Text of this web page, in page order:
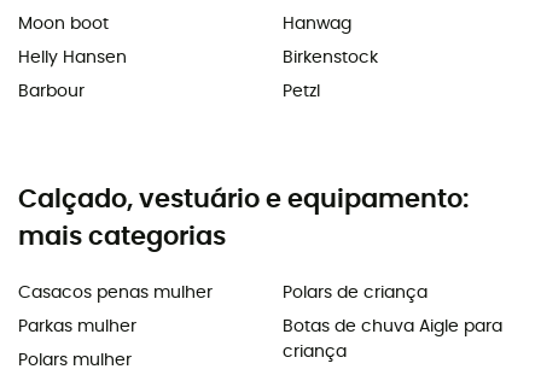
Moon boot
Helly Hansen
Barbour
Hanwag
Birkenstock
Petzl
Calçado, vestuário e equipamento:
mais categorias
Casacos penas mulher
Parkas mulher
Polars mulher
Polars de criança
Botas de chuva Aigle para
criança